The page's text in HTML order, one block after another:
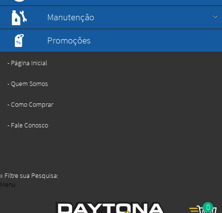
Manutenção
Promoções
Página Inicial
Quem Somos
Como Comprar
Fale Conosco
x Filtre sua Pesquisa:
Menu
0